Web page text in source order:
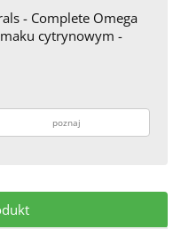
- Complete Omega
cytrynowym -
poznaj